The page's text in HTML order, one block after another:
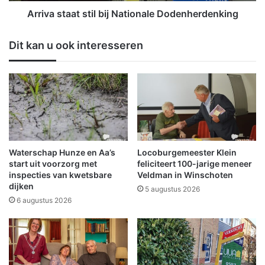
i
r
o
l
S
c
h
e
e
m
d
a
t
i
l
b
i
j
N
a
t
i
o
n
a
e
D
o
d
Arriva staat stil bij Nationale Dodenherdenking
Dit kan u ook interesseren
Waterschap Hunze en Aa’s
start uit voorzorg met
inspecties van kwetsbare
dijken
6 augustus 2026
Locoburgemeester Klein
feliciteert 100-jarige meneer
Veldman in Winschoten
5 augustus 2026